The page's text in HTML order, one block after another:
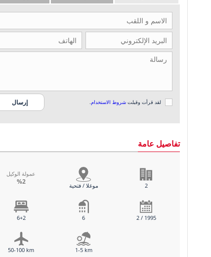
لقد قرأت وقبلت شروط الاستخدام.
تفاصيل عامة
عمولة الوكيل
%2 موغلا / فتحية 2
6+2 6 2 / 1995
50-100 km 1-5 km